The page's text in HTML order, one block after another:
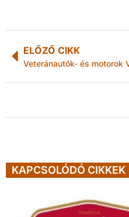
ELŐZŐ CIKK
Veteránautók- és motorok
KAPCSOLÓDÓ CIKKEK